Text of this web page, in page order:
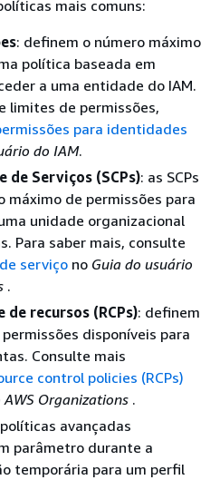
mais comuns:
: definem o número máximo
política baseada em
a uma entidade do IAM.
limites de permissões,
para identidades
do IAM.
Serviços (SCPs): as SCPs
máximo de permissões para
unidade organizacional
Para saber mais, consulte
serviço no Guia do usuário
.
recursos (RCPs): definem
disponíveis para
Consulte mais
control policies (RCPs)
Organizations .
avançadas
parâmetro durante a
temporária para um perfil